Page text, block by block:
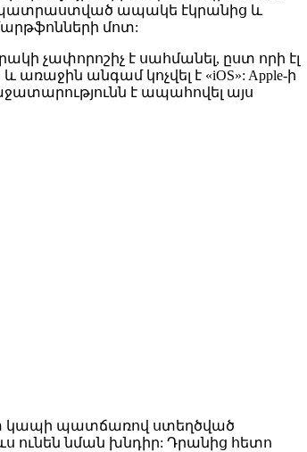
պատրաստված ապակե էկրանից և
մոտ:
չափորոշիչ է սահմանել, ըստ որի էլ
անգամ կոչվել է «iOS»: Apple-ի
է ապահովել այս
կապի պատճառով ստեղծված
ևս ունեն նման խնդիր: Դրանից հետո